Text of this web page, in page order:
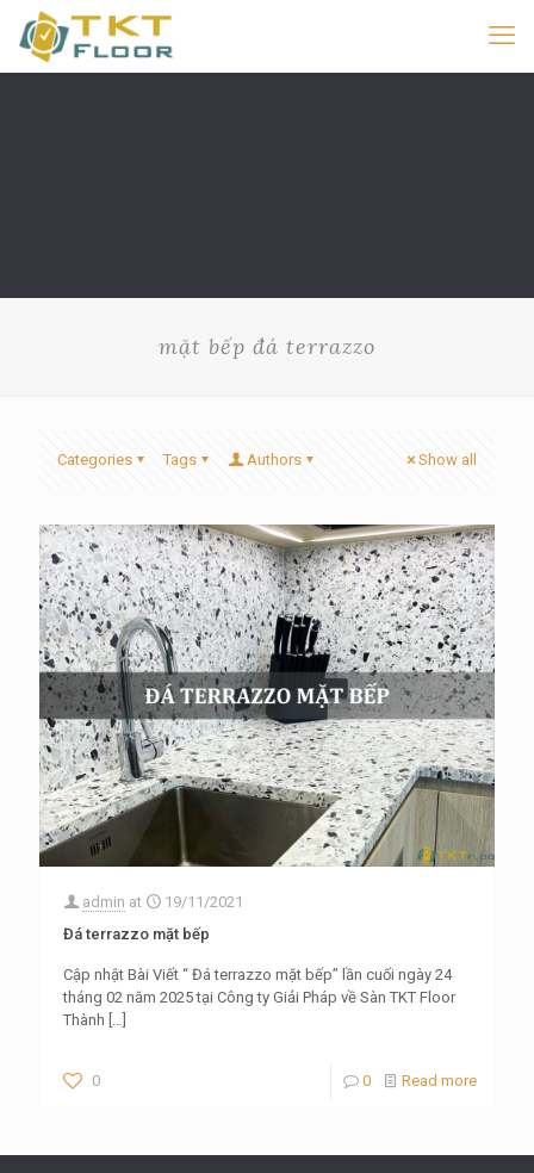
mặt bếp đá terrazzo
Categories Tags Authors Show all
admin at
19/11/2021
Đá terrazzo mặt bếp
Cập nhật Bài Viết “ Đá terrazzo mặt bếp” lần cuối ngày 24
tháng 02 năm 2025 tại Công ty Giải Pháp về Sàn TKT Floor
Thành […]
0 0 Read more